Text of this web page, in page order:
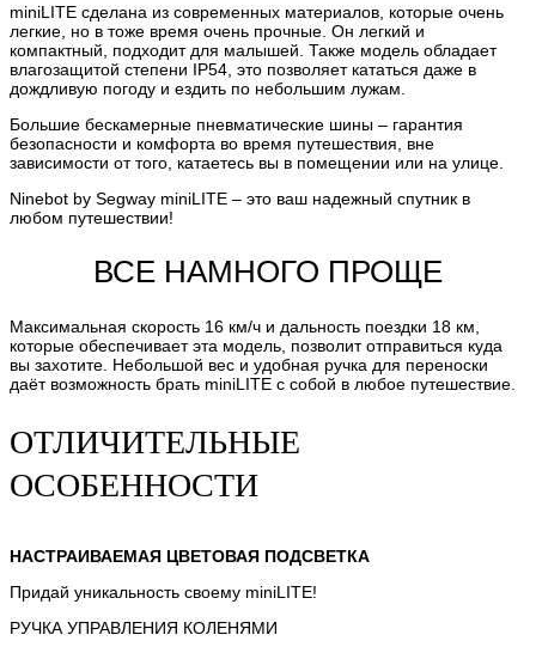
miniLITE сделана из современных материалов, которые очень
легкие, но в тоже время очень прочные. Он легкий и
компактный, подходит для малышей. Также модель обладает
влагозащитой степени IP54, это позволяет кататься даже в
дождливую погоду и ездить по небольшим лужам.
Большие бескамерные пневматические шины – гарантия
безопасности и комфорта во время путешествия, вне
зависимости от того, катаетесь вы в помещении или на улице.
Ninebot by Segway miniLITE – это ваш надежный спутник в
любом путешествии!
ВСЕ НАМНОГО ПРОЩЕ
Максимальная скорость 16 км/ч и дальность поездки 18 км,
которые обеспечивает эта модель, позволит отправиться куда
вы захотите. Небольшой вес и удобная ручка для переноски
даёт возможность брать miniLITE с собой в любое путешествие.
ОТЛИЧИТЕЛЬНЫЕ
ОСОБЕННОСТИ
НАСТРАИВАЕМАЯ ЦВЕТОВАЯ ПОДСВЕТКА
Придай уникальность своему miniLITE!
РУЧКА УПРАВЛЕНИЯ КОЛЕНЯМИ